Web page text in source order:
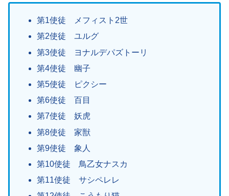
第1使徒 メフィスト2世
第2使徒 ユルグ
第3使徒 ヨナルデパズトーリ
第4使徒 幽子
第5使徒 ピクシー
第6使徒 百目
第7使徒 妖虎
第8使徒 家獣
第9使徒 象人
第10使徒 鳥乙女ナスカ
第11使徒 サシペレレ